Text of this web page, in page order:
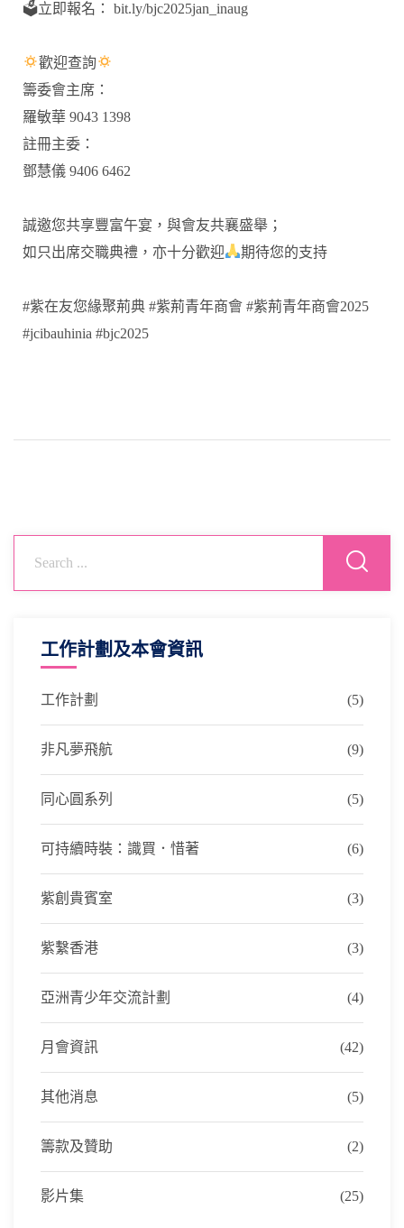
🗳立即報名： bit.ly/bjc2025jan_inaug
歡迎查詢
籌委會主席：
羅敏華 9043 1398
註冊主委：
鄧慧儀 9406 6462
誠邀您共享豐富午宴，與會友共襄盛舉；
如只出席交職典禮，亦十分歡迎
期待您的支持
#紫在友您緣聚荊典 #紫荊青年商會 #紫荊青年商會2025
#jcibauhinia #bjc2025
工作計劃及本會資訊
工作計劃 (5)
非凡夢飛航 (9)
同心圓系列 (5)
可持續時裝：識買．惜著 (6)
紫創貴賓室 (3)
紫繫香港 (3)
亞洲青少年交流計劃 (4)
月會資訊 (42)
其他消息 (5)
籌款及贊助 (2)
影片集 (25)